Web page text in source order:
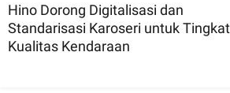
Hino Dorong Digitalisasi dan
Standarisasi Karoseri untuk
Kualitas Kendaraan